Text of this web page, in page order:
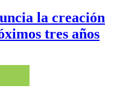
la creación
tres años